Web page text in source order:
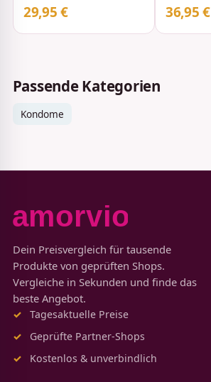
29,95 € 36,95 €
Passende Kategorien
Kondome
Dein Preisvergleich für tausende
Produkte von geprüften Shops.
Vergleiche in Sekunden und finde das
beste Angebot.
Tagesaktuelle Preise
Geprüfte Partner-Shops
Kostenlos & unverbindlich